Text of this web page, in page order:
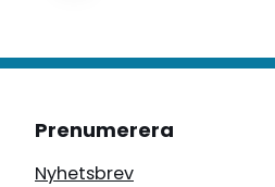
Prenumerera
Nyhetsbrev